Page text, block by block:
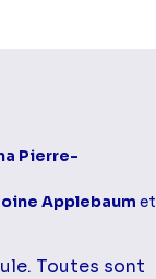
Pierre-
Applebaum et
Toutes sont